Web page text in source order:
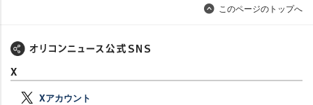
このページのトップへ
X
Xアカウント